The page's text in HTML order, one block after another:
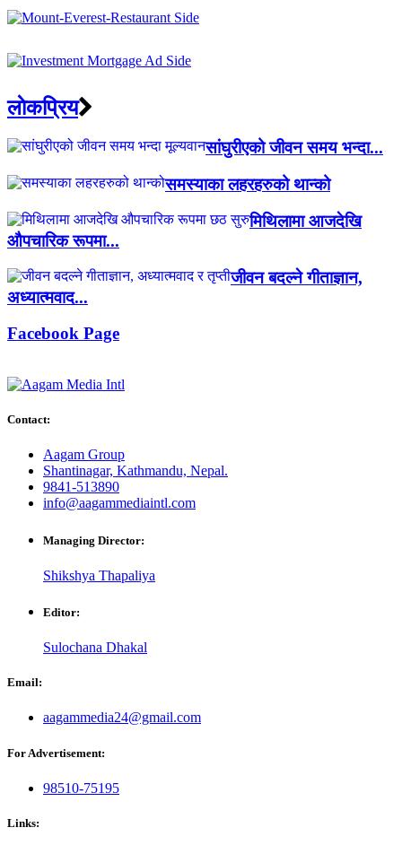
लाेकप्रिय
सांघुरीएको जीवन समय भन्दा...
समस्याका लहरहरुको थान्को
मिथिलामा आजदेखि
औपचारिक रूपमा...
जीवन बदल्ने गीताज्ञान,
अध्यात्मवाद...
Facebook Page
Contact:
Aagam Group
Shantinagar, Kathmandu, Nepal.
9841-513890
info@aagammediaintl.com
Managing Director:
Shikshya Thapaliya
Editor:
Sulochana Dhakal
Email:
aagammedia24@gmail.com
For Advertisement:
98510-75195
Links: